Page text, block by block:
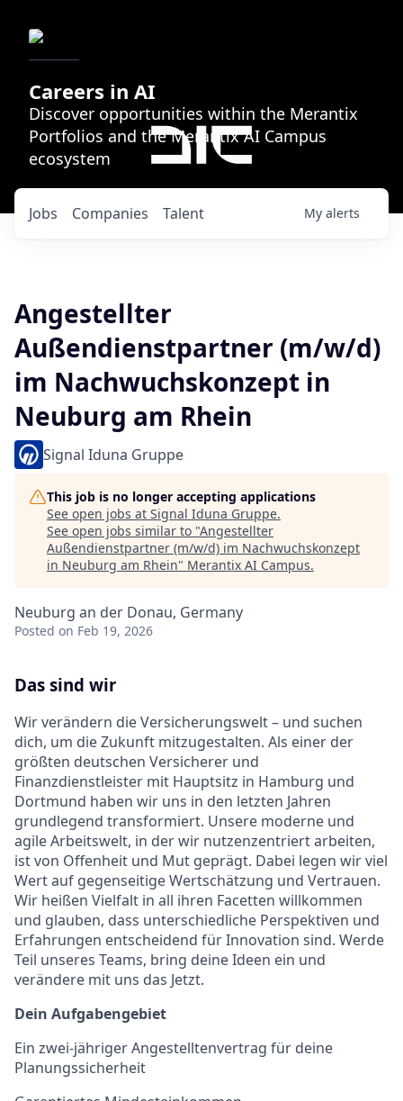
Careers in AI
Discover opportunities within the Merantix
Portfolios and the Merantix AI Campus
ecosystem
Jobs Companies Talent My alerts
Angestellter
Außendienstpartner (m/w/d)
im Nachwuchskonzept in
Neuburg am Rhein
Signal Iduna Gruppe
This job is no longer accepting applications
See open jobs at Signal Iduna Gruppe.
See open jobs similar to "Angestellter
Außendienstpartner (m/w/d) im Nachwuchskonzept
in Neuburg am Rhein" Merantix AI Campus.
Neuburg an der Donau, Germany
Posted on Feb 19, 2026
Das sind wir
Wir verändern die Versicherungswelt – und suchen
dich, um die Zukunft mitzugestalten. Als einer der
größten deutschen Versicherer und
Finanzdienstleister mit Hauptsitz in Hamburg und
Dortmund haben wir uns in den letzten Jahren
grundlegend transformiert. Unsere moderne und
agile Arbeitswelt, in der wir nutzenzentriert arbeiten,
ist von Offenheit und Mut geprägt. Dabei legen wir viel
Wert auf gegenseitige Wertschätzung und Vertrauen.
Wir heißen Vielfalt in all ihren Facetten willkommen
und glauben, dass unterschiedliche Perspektiven und
Erfahrungen entscheidend für Innovation sind. Werde
Teil unseres Teams, bring deine Ideen ein und
verändere mit uns das Jetzt.
Dein Aufgabengebiet
Ein zwei-jähriger Angestelltenvertrag für deine
Planungssicherheit